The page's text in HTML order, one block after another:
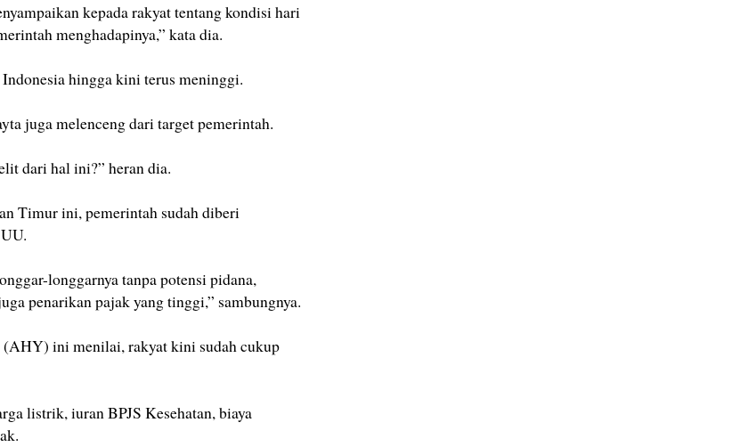
kepada rakyat tentang kondisi hari
menghadapinya,” kata dia.
hingga kini terus meninggi.
juga melenceng dari target pemerintah.
dari hal ini?” heran dia.
Timur ini, pemerintah sudah diberi
longgarnya tanpa potensi pidana,
penarikan pajak yang tinggi,” sambungnya.
ini menilai, rakyat kini sudah cukup
listrik, iuran BPJS Kesehatan, biaya